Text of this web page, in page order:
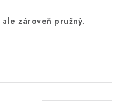
ale zároveň pružný.